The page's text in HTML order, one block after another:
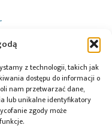
z technologii, takich jak
dostępu do informacji o
nam przetwarzać dane,
lub unikalne identyfikatory
zgody może